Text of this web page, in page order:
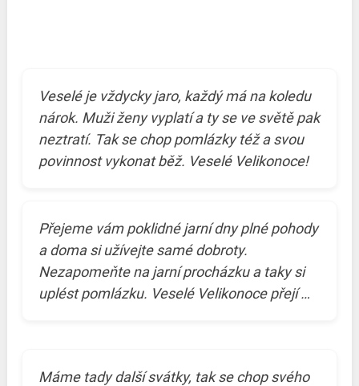
Veselé je vždycky jaro, každý má na koledu
nárok. Muži ženy vyplatí a ty se ve světě pak
neztratí. Tak se chop pomlázky též a svou
povinnost vykonat běž. Veselé Velikonoce!
Přejeme vám poklidné jarní dny plné pohody
a doma si užívejte samé dobroty.
Nezapomeňte na jarní procházku a taky si
uplést pomlázku. Veselé Velikonoce přejí …
Máme tady další svátky, tak se chop svého